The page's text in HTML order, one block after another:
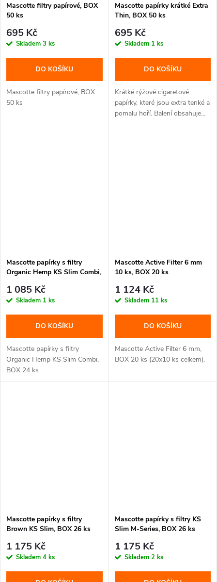
Mascotte filtry papírové, BOX
50 ks
695 Kč
Skladem 3 ks
DO KOŠÍKU
Mascotte filtry papírové, BOX
50 ks
Mascotte papírky krátké Extra
Thin, BOX 50 ks
695 Kč
Skladem 1 ks
DO KOŠÍKU
Krátké rýžové cigaretové
papírky, které jsou extra tenké a
pomalu hoří. Balení obsahuje...
Mascotte papírky s filtry
Organic Hemp KS Slim Combi,
1 085 Kč
Skladem 1 ks
DO KOŠÍKU
Mascotte papírky s filtry
Organic Hemp KS Slim Combi,
BOX 24 ks
Mascotte Active Filter 6 mm
10 ks, BOX 20 ks
1 124 Kč
Skladem 11 ks
DO KOŠÍKU
Mascotte Active Filter 6 mm,
BOX 20 ks (20x10 ks celkem).
Mascotte papírky s filtry
Brown KS Slim, BOX 26 ks
1 175 Kč
Skladem 4 ks
Mascotte papírky s filtry KS
Slim M-Series, BOX 26 ks
1 175 Kč
Skladem 2 ks